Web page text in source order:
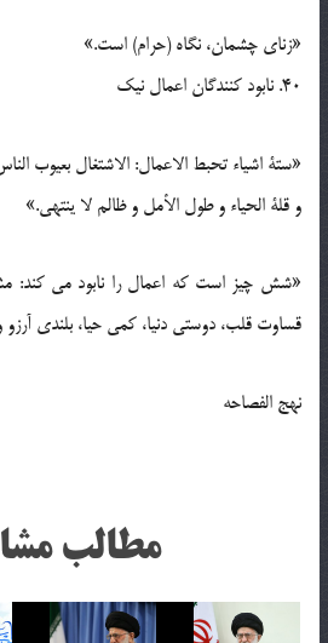
«زنای چشمان، نگاه (حرام) است.»
40. نابود کنندگان اعمال نیک
«ستة اشیاء تحبط الاعمال: الاشتغال بعیوب
و قلة الحیاء و طول الأمل و ظالم لا ینتهی.»
«شش چیز است که اعمال را نابود می کند:
قساوت قلب، دوستی دنیا، کمی حیا، بلندی آرزو
نهج الفصاحه
مطالب